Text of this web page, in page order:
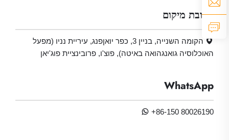
כתובת מיקום
הקומה השנייה, בניין 3, כפר יואןפנג, עיריית נניו (מפעל
האוכלוסיה גואנגהואה באיטה), פוצ'ו, פרובינציית פוג'יאן
WhatsApp
+86-150 80026190